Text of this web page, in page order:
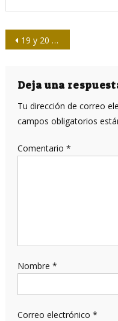
Navegación
entradas
19 y 20 de mayo en la historia de Cuba
Deja una
Tu dirección de correo
campos obligatorios
Comentario *
Nombre *
Correo electrónico *